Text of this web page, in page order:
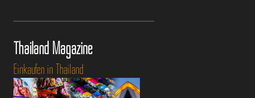
Thailand Magazine
Einkaufen in Thailand